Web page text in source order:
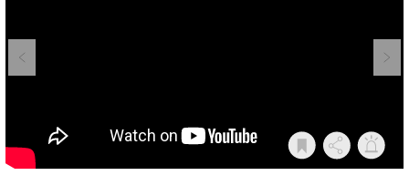
Previous Next